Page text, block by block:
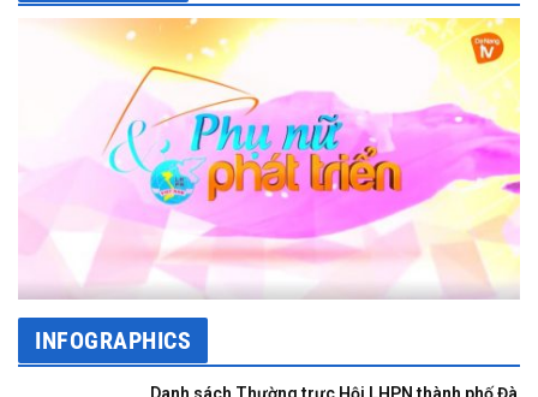
INFOGRAPHICS
Danh sách Thường trực Hội LHPN thành phố Đà